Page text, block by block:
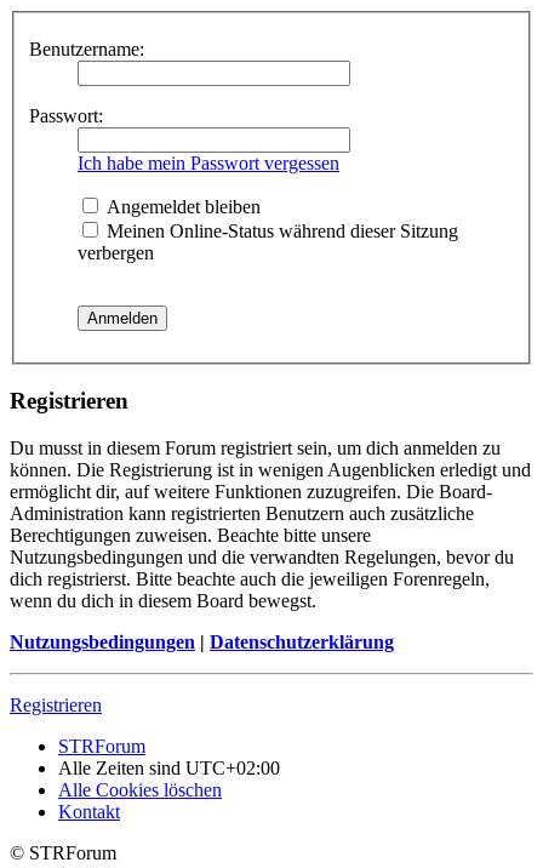
Benutzername:
Passwort:
Ich habe mein Passwort vergessen
Angemeldet bleiben
Meinen Online-Status während dieser Sitzung
verbergen
Registrieren
Du musst in diesem Forum registriert sein, um dich anmelden zu
können. Die Registrierung ist in wenigen Augenblicken erledigt und
ermöglicht dir, auf weitere Funktionen zuzugreifen. Die Board-
Administration kann registrierten Benutzern auch zusätzliche
Berechtigungen zuweisen. Beachte bitte unsere
Nutzungsbedingungen und die verwandten Regelungen, bevor du
dich registrierst. Bitte beachte auch die jeweiligen Forenregeln,
wenn du dich in diesem Board bewegst.
Nutzungsbedingungen | Datenschutzerklärung
Registrieren
STRForum
Alle Zeiten sind UTC+02:00
Alle Cookies löschen
Kontakt
© STRForum